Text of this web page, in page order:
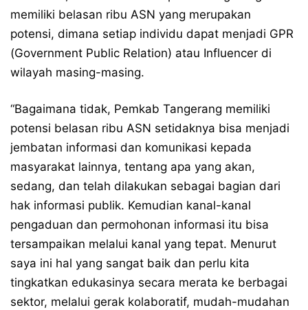
memiliki belasan ribu ASN yang merupakan
potensi, dimana setiap individu dapat menjadi GPR
(Government Public Relation) atau Influencer di
wilayah masing-masing.
“Bagaimana tidak, Pemkab Tangerang memiliki
potensi belasan ribu ASN setidaknya bisa menjadi
jembatan informasi dan komunikasi kepada
masyarakat lainnya, tentang apa yang akan,
sedang, dan telah dilakukan sebagai bagian dari
hak informasi publik. Kemudian kanal-kanal
pengaduan dan permohonan informasi itu bisa
tersampaikan melalui kanal yang tepat. Menurut
saya ini hal yang sangat baik dan perlu kita
tingkatkan edukasinya secara merata ke berbagai
sektor, melalui gerak kolaboratif, mudah-mudahan